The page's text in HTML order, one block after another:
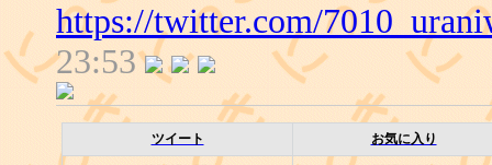
https://twitter.com/
23:53
ツイート お気に入り